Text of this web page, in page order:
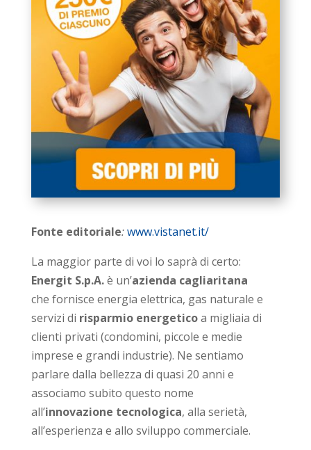
Fonte editoriale:www.vistanet.it/
La maggior parte di voi lo saprà di certo:
Energit S.p.A.è un’azienda cagliaritana
che fornisce energia elettrica, gas naturale e
servizi di risparmio energeticoa migliaia di
clienti privati (condomini, piccole e medie
imprese e grandi industrie). Ne sentiamo
parlare dalla bellezza di quasi 20 anni e
associamo subito questo nome
all’innovazione tecnologica, alla serietà,
all’esperienza e allo sviluppo commerciale.